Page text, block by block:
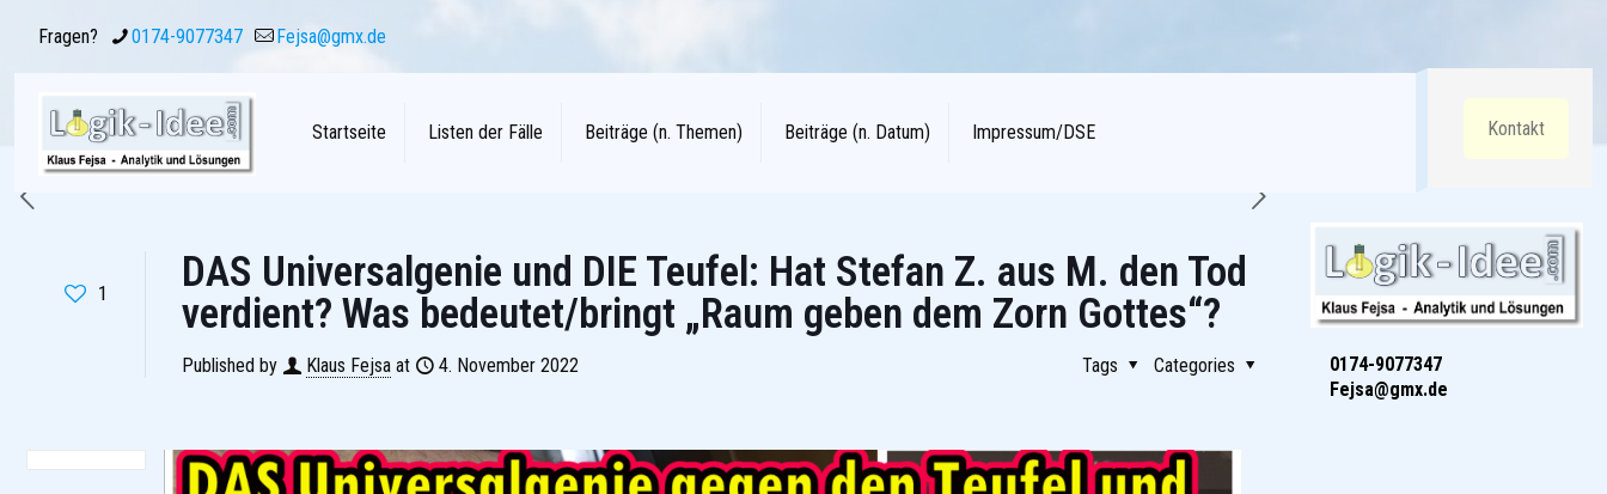
Fragen? 0174-9077347 Fejsa@gmx.de
Startseite Listen der Fälle Beiträge (n. Themen) Beiträge (n. Datum) Impressum/DSE Kontakt
1
DAS Universalgenie und DIE Teufel: Hat Stefan Z. aus M. den Tod
verdient? Was bedeutet/bringt „Raum geben dem Zorn Gottes“?
Published by Klaus Fejsa at 4. November 2022 Categories
Tags
0174-9077347
Fejsa@gmx.de